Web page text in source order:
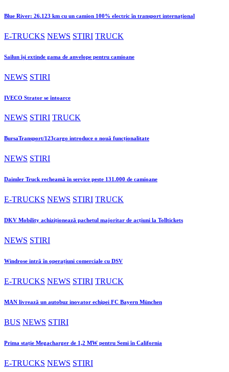
Blue River: 26.123 km cu un camion 100% electric în transport internațional
E-TRUCKS NEWS STIRI TRUCK
Sailun își extinde gama de anvelope pentru camioane
NEWS STIRI
IVECO Strator se întoarce
NEWS STIRI TRUCK
BursaTransport/123cargo introduce o nouă funcționalitate
NEWS STIRI
Daimler Truck recheamă în service peste 131.000 de camioane
E-TRUCKS NEWS STIRI TRUCK
DKV Mobility achiziționează pachetul majoritar de acțiuni la Tolltickets
NEWS STIRI
Windrose intră în operațiuni comerciale cu DSV
E-TRUCKS NEWS STIRI TRUCK
MAN livrează un autobuz inovator echipei FC Bayern München
BUS NEWS STIRI
Prima stație Megacharger de 1,2 MW pentru Semi în California
E-TRUCKS NEWS STIRI